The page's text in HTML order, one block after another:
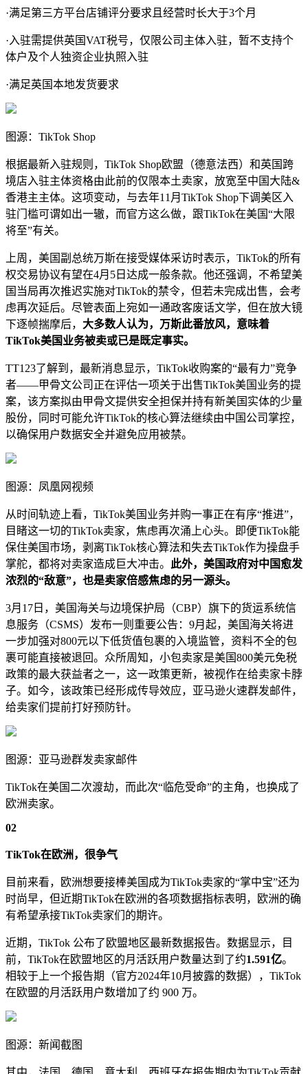
·满足第三方平台店铺评分要求且经营时长大于3个月
·入驻需提供英国VAT税号，仅限公司主体入驻，暂不支持个
体户及个人独资企业执照入驻
·满足英国本地发货要求
图源：TikTok Shop
根据最新入驻规则，TikTok Shop欧盟（德意法西）和英国跨
境店入驻主体资格由此前的仅限本土卖家，放宽至中国大陆&
香港主主体。这项变动，与去年11月TikTok Shop下调美区入
驻门槛可谓如出一辙，而官方这么做，跟TikTok在美国“大限
将至”有关。
上周，美国副总统万斯在接受媒体采访时表示，TikTok的所有
权交易协议有望在4月5日达成一般条款。他还强调，不希望美
国当局再次推迟实施对TikTok的禁令，但若未完成出售，会考
虑再次延后。尽管表面上宛如一通政客废话文学，但在放大镜
下逐帧揣摩后， 大多数人认为，万斯此番放风，意味着
TikTok美国业务被卖或已是既定事实。
TT123了解到，最新消息显示，TikTok收购案的“最有力”竞争
者——甲骨文公司正在评估一项关于出售TikTok美国业务的提
案，该方案拟由甲骨文提供安全担保并持有新美国实体的少量
股份，同时可能允许TikTok的核心算法继续由中国公司掌控，
以确保用户数据安全并避免应用被禁。
图源：凤凰网视频
从时间轨迹上看，TikTok美国业务并购一事正在有序“推进”，
目睹这一切的TikTok卖家，焦虑再次涌上心头。即便TikTok能
保住美国市场，剥离TikTok核心算法和失去TikTok作为操盘手
掌舵，都将对卖家造成巨大冲击。
此外，美国政府对中国愈发
浓烈的“敌意”，也是卖家倍感焦虑的另一源头。
3月17日，美国海关与边境保护局（CBP）旗下的货运系统信
息服务（CSMS）发布一则重要公告：9月起，美国海关将进
一步加强对800元以下低货值包裹的入境监管，资料不全的包
裹可能直接被退回。众所周知，小包卖家是美国800美元免税
政策的最大获益者之一，这一政策更新，被视作在给卖家卡脖
子。如今，该政策已经形成传导效应，亚马逊火速群发邮件，
给卖家们提前打好预防针。
图源：亚马逊群发卖家邮件
TikTok在美国二次渡劫，而此次“临危受命”的主角，也换成了
欧洲卖家。
02
TikTok在欧洲，很争气
目前来看，欧洲想要接棒美国成为TikTok卖家的“掌中宝”还为
时尚早，但近期TikTok在欧洲的各项数据指标表明，欧洲的确
有希望承接TikTok卖家们的期许。
近期，TikTok 公布了欧盟地区最新数据报告。数据显示，目
前，TikTok在欧盟地区的月活跃用户数量达到了约1.591亿。
相较于上一个报告期（官方2024年10月披露的数据），TikTok
在欧盟的月活跃用户数增加了约 900 万。
图源：新闻截图